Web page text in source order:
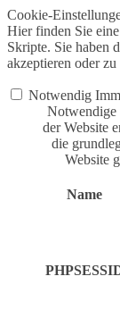
Cookie-
Hier finden Sie
Skripte. Sie haben
akzeptieren oder
Notwendig
Notwendige
der Website
die
Website
Name